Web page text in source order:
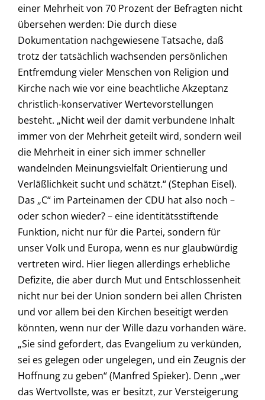
einer Mehrheit von 70 Prozent der Befragten nicht
übersehen werden: Die durch diese
Dokumentation nachgewiesene Tatsache, daß
trotz der tatsächlich wachsenden persönlichen
Entfremdung vieler Menschen von Religion und
Kirche nach wie vor eine beachtliche Akzeptanz
christlich-konservativer Wertevorstellungen
besteht. „Nicht weil der damit verbundene Inhalt
immer von der Mehrheit geteilt wird, sondern weil
die Mehrheit in einer sich immer schneller
wandelnden Meinungsvielfalt Orientierung und
Verläßlichkeit sucht und schätzt.“ (Stephan Eisel).
Das „C“ im Parteinamen der CDU hat also noch –
oder schon wieder? – eine identitätsstiftende
Funktion, nicht nur für die Partei, sondern für
unser Volk und Europa, wenn es nur glaubwürdig
vertreten wird. Hier liegen allerdings erhebliche
Defizite, die aber durch Mut und Entschlossenheit
nicht nur bei der Union sondern bei allen Christen
und vor allem bei den Kirchen beseitigt werden
könnten, wenn nur der Wille dazu vorhanden wäre.
„Sie sind gefordert, das Evangelium zu verkünden,
sei es gelegen oder ungelegen, und ein Zeugnis der
Hoffnung zu geben“ (Manfred Spieker). Denn „wer
das Wertvollste, was er besitzt, zur Versteigerung